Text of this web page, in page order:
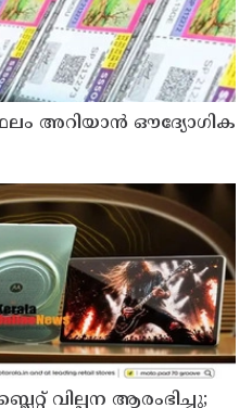
അറിയാൻ ഔദ്യോഗിക
വില്പന ആരംഭിച്ചു;